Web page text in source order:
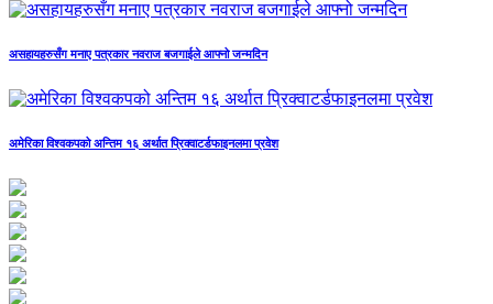
असहायहरुसँग मनाए पत्रकार नवराज बजगाईले आफ्नो जन्मदिन
अमेरिका विश्वकपको अन्तिम १६ अर्थात प्रिक्वाटर्डफाइनलमा प्रवेश